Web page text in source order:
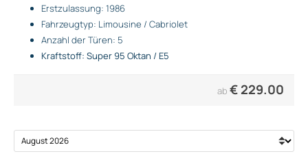
Erstzulassung: 1986
Fahrzeugtyp: Limousine / Cabriolet
Anzahl der Türen: 5
Kraftstoff: Super 95 Oktan / E5
ab € 229.00